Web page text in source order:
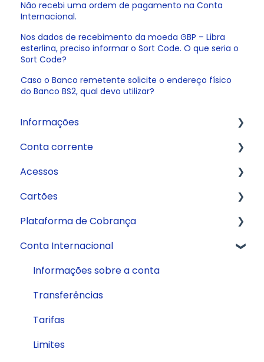
Não recebi uma ordem de pagamento na Conta
Internacional.
Nos dados de recebimento da moeda GBP – Libra
esterlina, preciso informar o Sort Code. O que seria o
Sort Code?
Caso o Banco remetente solicite o endereço físico
do Banco BS2, qual devo utilizar?
Informações
Fale com a gente
Crédito
Conta corrente
Abertura de conta
API
Informações sobre a conta
Pagamentos
Extrato
Acessos
Aplicativo
Internet Banking
Cartões
Cartão de Débito
Cartão Digital
Cartão de Crédito
Cartão Internacional
Plataforma de Cobrança
Boletos
CNAB 400
Conta Internacional
Informações sobre a conta
Transferências
Tarifas
Limites